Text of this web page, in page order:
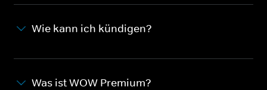
Wie kann ich kündigen?
Was ist WOW Premium?